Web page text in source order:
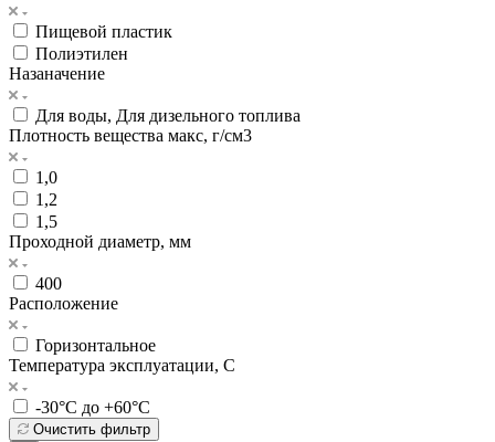
Пищевой пластик
Полиэтилен
Назаначение
Для воды, Для дизельного топлива
Плотность вещества макс, г/см3
1,0
1,2
1,5
Проходной диаметр, мм
400
Расположение
Горизонтальное
Температура эксплуатации, С
-30°C до +60°C
Очистить фильтр